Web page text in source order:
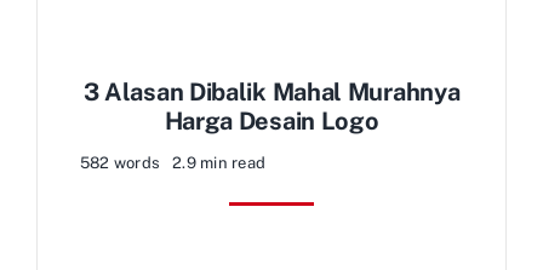
3 Alasan Dibalik Mahal Murahnya
Harga Desain Logo
582 words 2.9 min read